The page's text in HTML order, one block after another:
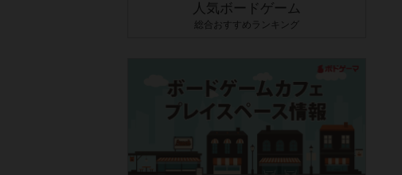
人気ボードゲーム
総合おすすめランキング